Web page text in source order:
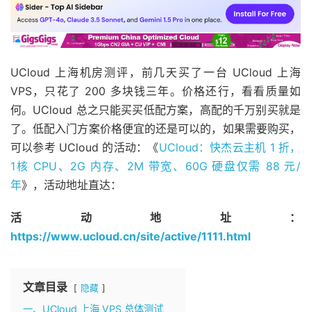
UCloud 上海机房测评，前几天买了一台 UCloud 上海
VPS，只花了 200 多块钱三年。价格还行，看看质量如
何。UCloud 总之只能买买低配方案，高配的千万别买就是
了。低配入门方案价格便宜的还是可以的，如果需要购买，
可以参考 UCloud 的活动：《UCloud：快杰云主机 1 折，
1核 CPU、2G 内存、2M 带宽、60G 硬盘仅需 88 元/
年》，活动地址直达：
活动地址：
https://www.ucloud.cn/site/active/1111.html
文章目录 隐藏
一、UCloud 上海 VPS 总体测试